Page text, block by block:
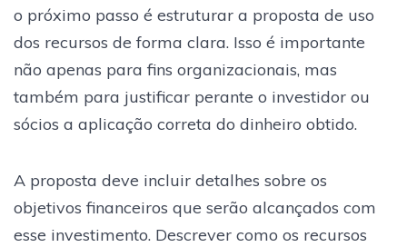
o próximo passo é estruturar a proposta de uso
dos recursos de forma clara. Isso é importante
não apenas para fins organizacionais, mas
também para justificar perante o investidor ou
sócios a aplicação correta do dinheiro obtido.
A proposta deve incluir detalhes sobre os
objetivos financeiros que serão alcançados com
esse investimento. Descrever como os recursos